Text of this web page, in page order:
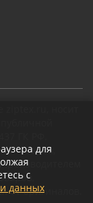
для
с
данных
товаров,
от оригиналов.